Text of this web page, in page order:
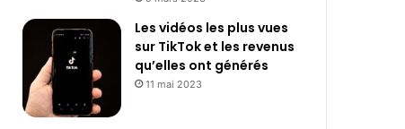
Les vidéos les plus vues
sur TikTok et les revenus
qu’elles ont générés
11 mai 2023